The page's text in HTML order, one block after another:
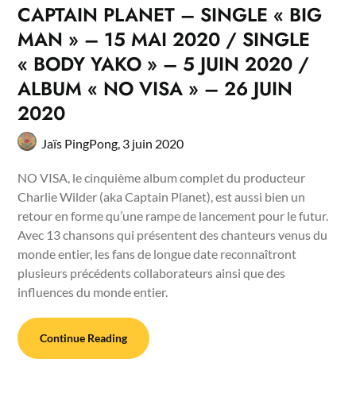
CAPTAIN PLANET – SINGLE « BIG
MAN » – 15 MAI 2020 / SINGLE
« BODY YAKO » – 5 JUIN 2020 /
ALBUM « NO VISA » – 26 JUIN
2020
Jaïs PingPong, 3 juin 2020
NO VISA, le cinquième album complet du producteur
Charlie Wilder (aka Captain Planet), est aussi bien un
retour en forme qu’une rampe de lancement pour le futur.
Avec 13 chansons qui présentent des chanteurs venus du
monde entier, les fans de longue date reconnaîtront
plusieurs précédents collaborateurs ainsi que des
influences du monde entier.
Continue Reading